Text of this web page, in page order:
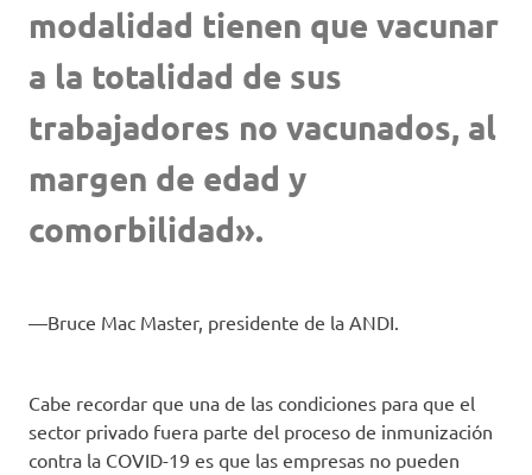
modalidad tienen que vacunar
a la totalidad de sus
trabajadores no vacunados, al
margen de edad y
comorbilidad».
Bruce Mac Master, presidente de la ANDI.
Cabe recordar que una de las condiciones para que el
sector privado fuera parte del proceso de inmunización
contra la COVID-19 es que las empresas no pueden